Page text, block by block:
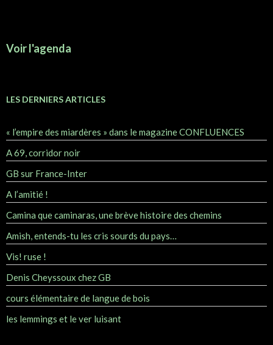
Voir l'agenda
LES DERNIERS ARTICLES
« l’empire des miardères » dans le magazine CONFLUENCES
A 69, corridor noir
GB sur France-Inter
A l’amitié !
Camina que caminaras, une brève histoire des chemins
Amish, entends-tu les cris sourds du pays…
Vis! ruse !
Denis Cheyssoux chez GB
cours élémentaire de langue de bois
les lemmings et le ver luisant